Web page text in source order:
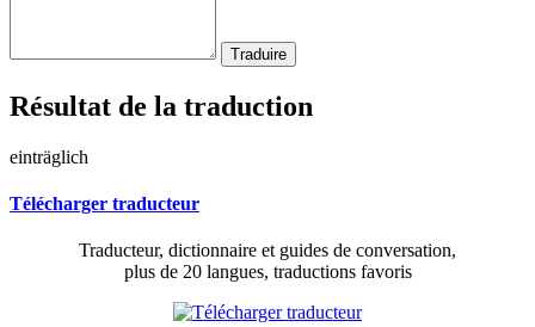
Résultat de la traduction
einträglich
Télécharger traducteur
Traducteur, dictionnaire et guides de conversation,
plus de 20 langues, traductions favoris